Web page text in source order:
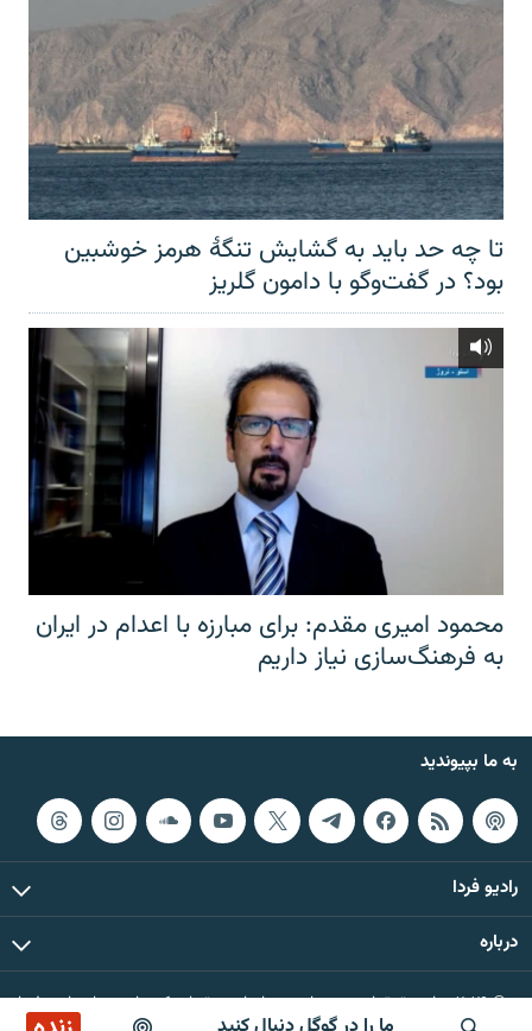
تا چه حد باید به گشایش تنگهٔ هرمز خوشبین
بود؟ در گفت‌وگو با دامون گلریز
محمود امیری مقدم: برای مبارزه با اعدام در ایران
به فرهنگ‌سازی نیاز داریم
به ما بپیوندید
رادیو فردا
درباره
© ۲۰۲۶ تمام حقوق این وب‌سایت، بر اساس مقررات کپی‌رایت، برای رادیو فردا